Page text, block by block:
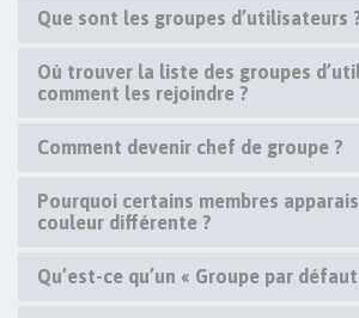
Que sont les groupes d’utilisateurs
Où trouver la liste des groupes
comment les rejoindre ?
Comment devenir chef de groupe ?
Pourquoi certains membres
couleur différente ?
Qu’est-ce qu’un « Groupe par défaut